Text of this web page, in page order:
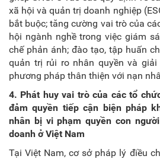
xã hội và quản trị doanh nghiệp
bắt buộc; tăng cường vai trò của
hội ngành nghề trong việc giám
chế phản ánh; đào tạo, tập huấn
quản trị rủi ro nhân quyền và
phương pháp thân thiện với nạn
4. Phát huy vai trò của các tổ
đảm quyền tiếp cận biện pháp
nhân bị vi phạmquyền con
doanh ở Việt Nam
Tại Việt Nam, cơ sở pháp lý điều